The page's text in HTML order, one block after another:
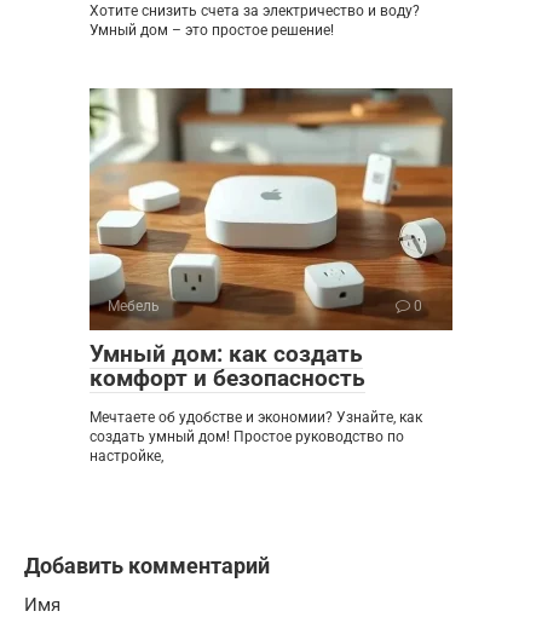
Хотите снизить счета за электричество и воду?
Умный дом – это простое решение!
Мебель 0
Умный дом: как создать
комфорт и безопасность
Мечтаете об удобстве и экономии? Узнайте, как
создать умный дом! Простое руководство по
настройке,
Добавить комментарий
Имя